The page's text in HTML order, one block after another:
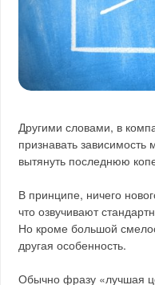
Другими словами, в
признавать
вытянуть последнюю
В принципе, ничего
что озвучивают
Но кроме большой
другая особенность.
Обычно фразу «лучшая